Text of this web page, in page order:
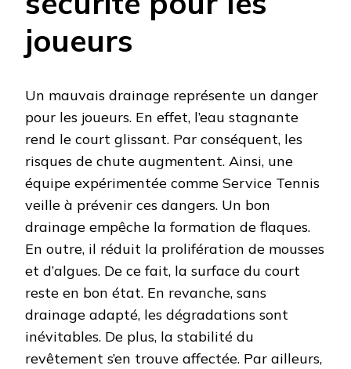
joueurs
Un mauvais drainage représente un danger
pour les joueurs. En effet, l’eau stagnante
rend le court glissant. Par conséquent, les
risques de chute augmentent. Ainsi, une
équipe expérimentée comme Service Tennis
veille à prévenir ces dangers. Un bon
drainage empêche la formation de flaques.
En outre, il réduit la prolifération de mousses
et d’algues. De ce fait, la surface du court
reste en bon état. En revanche, sans
drainage adapté, les dégradations sont
inévitables. De plus, la stabilité du
revêtement s’en trouve affectée. Par ailleurs,